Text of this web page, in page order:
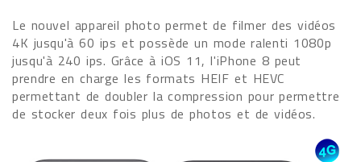
Le nouvel appareil photo permet de filmer des vidéos
4K jusqu'à 60 ips et possède un mode ralenti 1080p
jusqu'à 240 ips. Grâce à iOS 11, l'iPhone 8 peut
prendre en charge les formats HEIF et HEVC
permettant de doubler la compression pour permettre
de stocker deux fois plus de photos et de vidéos.